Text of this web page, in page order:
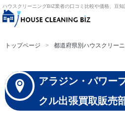
ハウスクリーニングBIZ業者の口コミ比較や価格、豆知
トップページ 都道府県別ハウスクリー
アラジン・パワー
クル出張買取販売